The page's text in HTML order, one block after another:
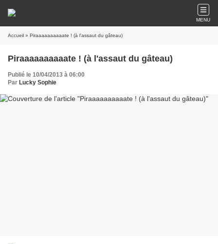
MENU
Accueil » Piraaaaaaaaaate ! (à l'assaut du gâteau)
Piraaaaaaaaaate ! (à l'assaut du gâteau)
Publié le 10/04/2013 à 06:00
Par Lucky Sophie